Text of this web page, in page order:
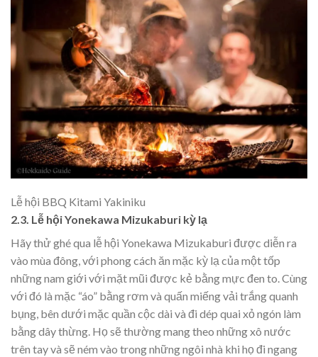
Lễ hội BBQ Kitami Yakiniku
2.3. Lễ hội Yonekawa Mizukaburi kỳ lạ
Hãy thử ghé qua lễ hội Yonekawa Mizukaburi được diễn ra
vào mùa đông, với phong cách ăn mặc kỳ lạ của một tốp
những nam giới với mặt mũi được kẻ bằng mực đen to. Cùng
với đó là mặc “áo” bằng rơm và quấn miếng vải trắng quanh
bụng, bên dưới mặc quần cộc dài và đi dép quai xỏ ngón làm
bằng dây thừng. Họ sẽ thường mang theo những xô nước
trên tay và sẽ ném vào trong những ngôi nhà khi họ đi ngang